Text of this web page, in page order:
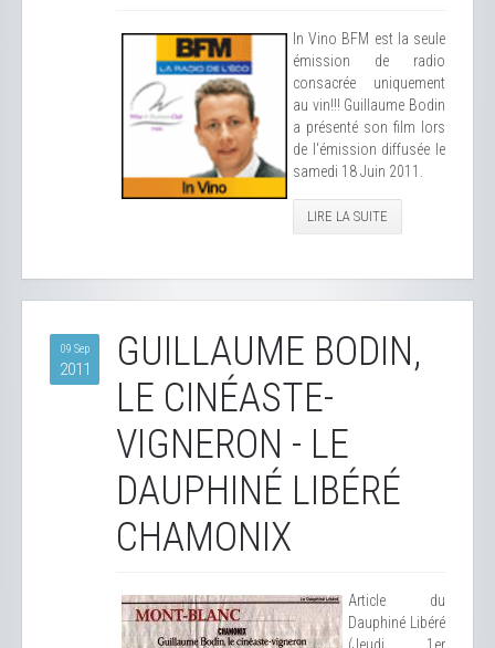
In Vino BFM est la seule
émission de radio
consacrée uniquement
au vin!!! Guillaume Bodin
a présenté son film lors
de l'émission diffusée le
samedi 18 Juin 2011.
LIRE LA SUITE
09 Sep
2011
GUILLAUME BODIN,
LE CINÉASTE-
VIGNERON - LE
DAUPHINÉ LIBÉRÉ
CHAMONIX
Article du
Dauphiné Libéré